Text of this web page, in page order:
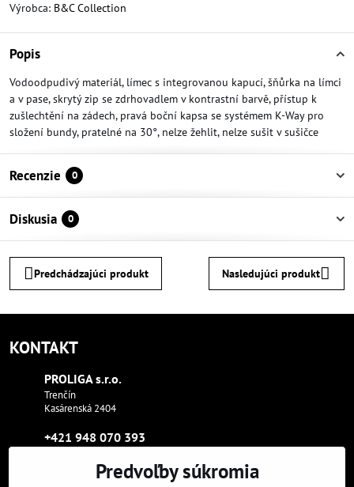
Výrobca: B&C Collection
Popis
Vodoodpudivý materiál, límec s integrovanou kapucí, šňůrka na límci
a v pase, skrytý zip se zdrhovadlem v kontrastní barvě, přístup k
zušlechtění na zádech, pravá boční kapsa se systémem K-Way pro
složení bundy, pratelné na 30°, nelze žehlit, nelze sušit v sušičce
Recenzie 0
Diskusia 0
Predchádzajúci produkt Nasledujúci produkt
KONTAKT
PROLIGA s​.r​.o​.
Trenčín
Kasárenská 2404
+421 948 070 393
proliga​@proliga​.eu
Predvoľby súkromia